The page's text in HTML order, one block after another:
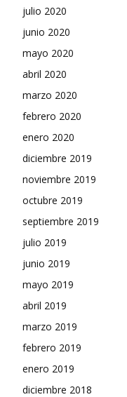
julio 2020
junio 2020
mayo 2020
abril 2020
marzo 2020
febrero 2020
enero 2020
diciembre 2019
noviembre 2019
octubre 2019
septiembre 2019
julio 2019
junio 2019
mayo 2019
abril 2019
marzo 2019
febrero 2019
enero 2019
diciembre 2018